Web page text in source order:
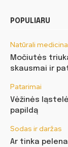
POPULIARU
Natūrali medicina
Močiutės
skausmai ir
Patarimai
Vėžinės
papildą
Sodas ir daržas
Ar tinka